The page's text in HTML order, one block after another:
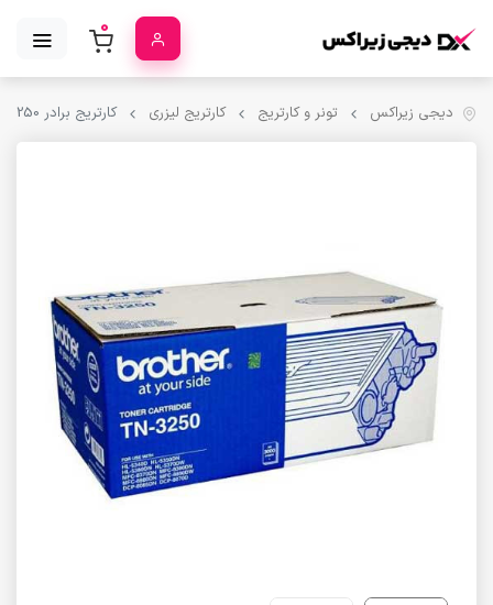
0
دیجی زیراکس تونر و کارتریج کارتریج لیزری کارتریج برادر Brother TN-3250